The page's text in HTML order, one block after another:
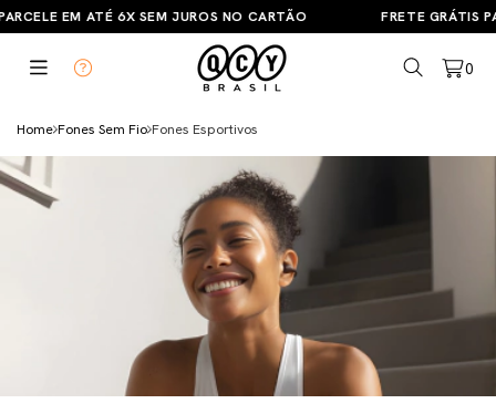
EM ATÉ 6X SEM JUROS NO CARTÃO FRETE GRÁTIS
0
Home Fones Sem Fio Fones Esportivos